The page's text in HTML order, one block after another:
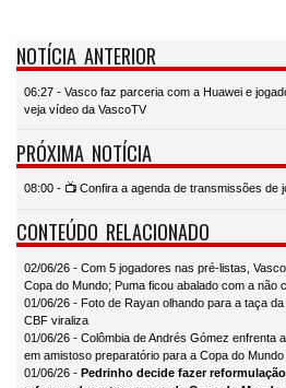
NOTÍCIA ANTERIOR
06:27 - Vasco faz parceria com a Huawei e
veja vídeo da VascoTV
PRÓXIMA NOTÍCIA
08:00 - 📺 Confira a agenda de transmissões de
CONTEÚDO RELACIONADO
02/06/26 - Com 5 jogadores nas pré-listas,
Copa do Mundo; Puma ficou abalado com a não
01/06/26 - Foto de Rayan olhando para a taça
CBF viraliza
01/06/26 - Colômbia de Andrés Gómez enfrenta
em amistoso preparatório para a Copa do Mundo
01/06/26 - Pedrinho decide fazer